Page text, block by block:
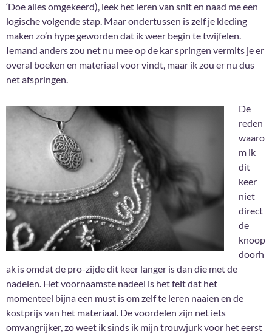
‘Doe alles omgekeerd), leek het leren van snit en naad me een
logische volgende stap. Maar ondertussen is zelf je kleding
maken zo’n hype geworden dat ik weer begin te twijfelen.
Iemand anders zou net nu mee op de kar springen vermits je er
overal boeken en materiaal voor vindt, maar ik zou er nu dus
net afspringen.
De
reden
waaro
m ik
dit
keer
niet
direct
de
knoop
doorh
ak is omdat de pro-zijde dit keer langer is dan die met de
nadelen. Het voornaamste nadeel is het feit dat het
momenteel bijna een must is om zelf te leren naaien en de
kostprijs van het materiaal. De voordelen zijn net iets
omvangrijker, zo weet ik sinds ik mijn trouwjurk voor het eerst